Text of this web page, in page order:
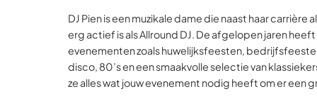
DJ Pien is een muzikale dame die naast haar
erg actief is als Allround DJ. De afgelopen jaren
evenementen zoals huwelijksfeesten,
disco, 80’s en een smaakvolle selectie van
ze alles wat jouw evenement nodig heeft om er een